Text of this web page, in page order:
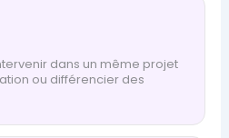
dans un même projet
ou différencier des